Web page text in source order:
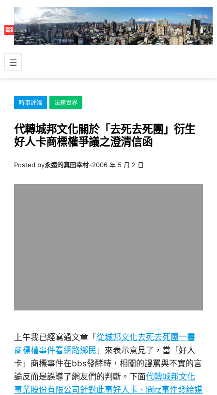
主
容
時事評論 法務世界
代轉城邦文化關於「去死去死團」衍生
好人卡商標權爭議之澄清信函
Posted by永遠的真田幸村–2006 年 5 月 2 日
上午我已經寫過文章「從城邦文化去死去死團一書
商標權事件看網路鄉民 」來表示意見了，當「好人
卡」商標事件在bbs發酵時，相關的謾罵與不實的言
論反而是誤導了網友們的判斷。下面代轉城邦文化
事業股份有限公司針對此事好人卡、冏rz事件發給媒